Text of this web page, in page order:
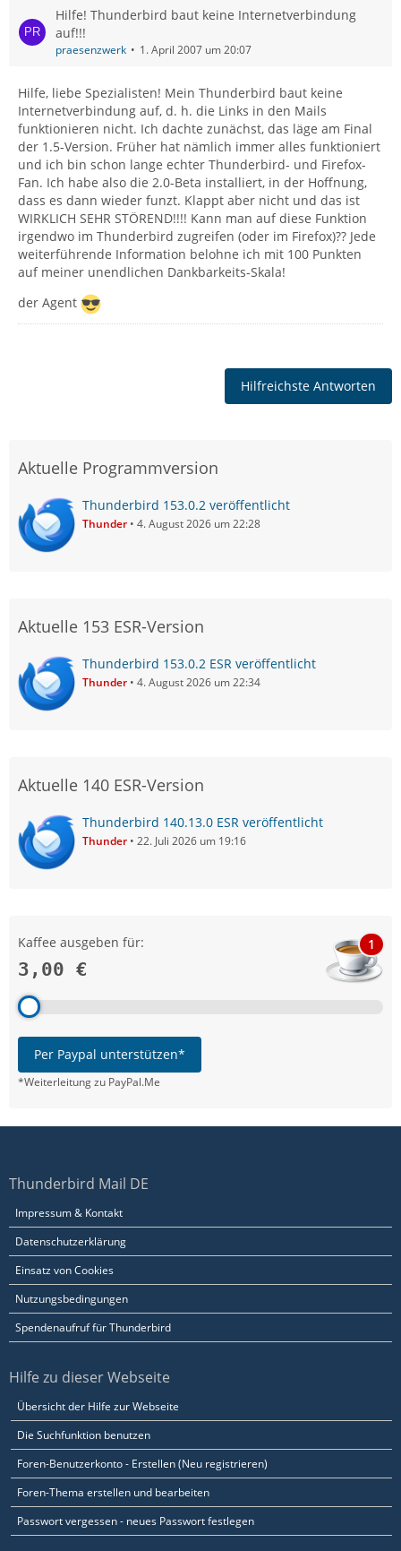
Hilfe! Thunderbird baut keine Internetverbindung
auf!!!
praesenzwerk 1. April 2007 um 20:07
Hilfe, liebe Spezialisten! Mein Thunderbird baut keine
Internetverbindung auf, d. h. die Links in den Mails
funktionieren nicht. Ich dachte zunächst, das läge am Final
der 1.5-Version. Früher hat nämlich immer alles funktioniert
und ich bin schon lange echter Thunderbird- und Firefox-
Fan. Ich habe also die 2.0-Beta installiert, in der Hoffnung,
dass es dann wieder funzt. Klappt aber nicht und das ist
WIRKLICH SEHR STÖREND!!!! Kann man auf diese Funktion
irgendwo im Thunderbird zugreifen (oder im Firefox)?? Jede
weiterführende Information belohne ich mit 100 Punkten
auf meiner unendlichen Dankbarkeits-Skala!
der Agent
Hilfreichste Antworten
Aktuelle Programmversion
Thunderbird 153.0.2 veröffentlicht
Thunder 4. August 2026 um 22:28
Aktuelle 153 ESR-Version
Thunderbird 153.0.2 ESR veröffentlicht
Thunder 4. August 2026 um 22:34
Aktuelle 140 ESR-Version
Thunderbird 140.13.0 ESR veröffentlicht
Thunder 22. Juli 2026 um 19:16
Kaffee ausgeben für:
3,00 €
1
Per Paypal unterstützen*
*Weiterleitung zu PayPal.Me
Thunderbird Mail DE
Impressum & Kontakt
Datenschutzerklärung
Einsatz von Cookies
Nutzungsbedingungen
Spendenaufruf für Thunderbird
Hilfe zu dieser Webseite
Übersicht der Hilfe zur Webseite
Die Suchfunktion benutzen
Foren-Benutzerkonto - Erstellen (Neu registrieren)
Foren-Thema erstellen und bearbeiten
Passwort vergessen - neues Passwort festlegen